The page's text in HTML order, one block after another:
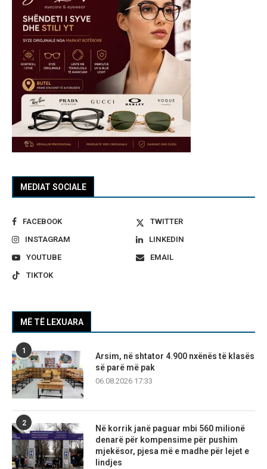
MEDIAT SOCIALE
FACEBOOK
TWITTER
INSTAGRAM
LINKEDIN
YOUTUBE
EMAIL
TIKTOK
MË TË LEXUARA
1
Arsim, në shtator 4.900 nxënës të klasës
së parë më pak
06.08.2026 17:33
2
Në korrik janë paguar mbi 560 milionë
denarë për kompensime për pushim
mjekësor, pjesa më e madhe për lejet e
lindjes